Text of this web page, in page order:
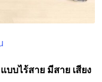
บบไร้สาย มีสาย เสียง